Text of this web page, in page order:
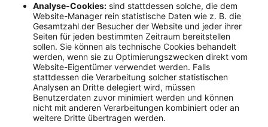
Analyse-Cookies: sind stattdessen solche, die dem
Website-Manager rein statistische Daten wie z. B. die
Gesamtzahl der Besucher der Website und jeder ihrer
Seiten für jeden bestimmten Zeitraum bereitstellen
sollen. Sie können als technische Cookies behandelt
werden, wenn sie zu Optimierungszwecken direkt vom
Website-Eigentümer verwendet werden. Falls
stattdessen die Verarbeitung solcher statistischen
Analysen an Dritte delegiert wird, müssen
Benutzerdaten zuvor minimiert werden und können
nicht mit anderen Verarbeitungen kombiniert oder an
weitere Dritte übertragen werden.